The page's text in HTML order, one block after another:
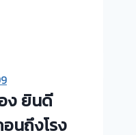
ง ยินดี
นถึงโรง